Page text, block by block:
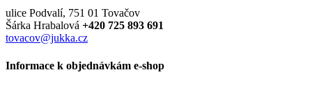
ulice Podvalí, 751 01 Tovačov
Šárka Hrabalová +420 725 893 691
tovacov@jukka.cz
Informace k objednávkám e-shop